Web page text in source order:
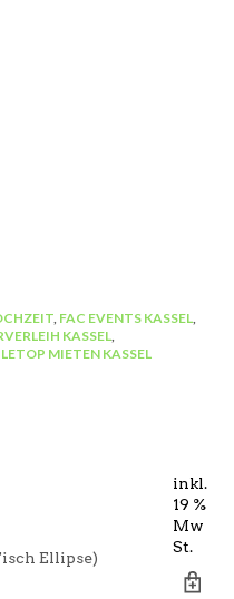
, FAC EVENTS KASSEL,
KASSEL,
MIETEN KASSEL
inkl.
19 %
Mw
St.
Ellipse)